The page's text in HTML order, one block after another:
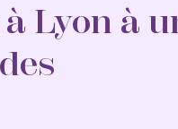
Lyon à